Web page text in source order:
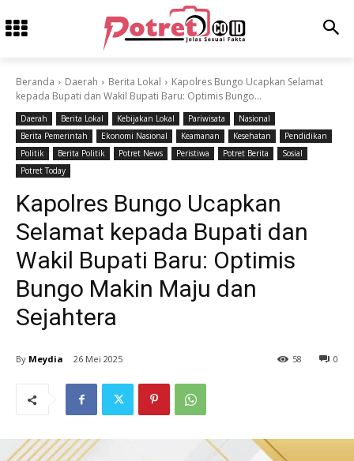
Beranda Daerah Berita Lokal
Kapolres Bungo Ucapkan Selamat
kepada Bupati dan Wakil Bupati Baru: Optimis Bungo...
Daerah Berita Lokal Kebijakan Lokal Pariwisata
Nasional
Berita Pemerintah
Ekonomi Nasional Keamanan Kesehatan
Pendidikan
Politik
Berita Politik Potret News Peristiwa Potret Berita
Sosial
Potret Today
Kapolres Bungo Ucapkan
Selamat kepada Bupati dan
Wakil Bupati Baru: Optimis
Bungo Makin Maju dan
Sejahtera
By Meydia 26 Mei 2025 0
58